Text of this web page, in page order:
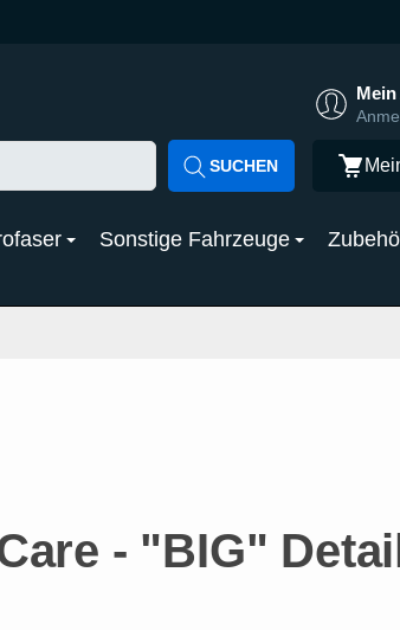
Mein
SUCHEN
Sonstige Fahrzeuge
- "BIG"